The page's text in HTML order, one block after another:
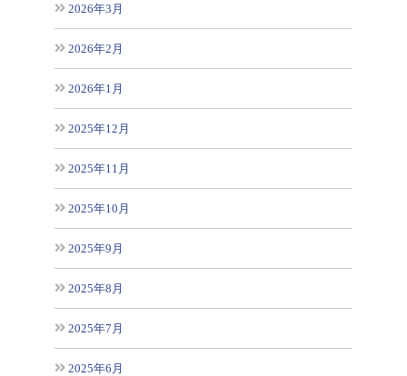
2026年3月
2026年2月
2026年1月
2025年12月
2025年11月
2025年10月
2025年9月
2025年8月
2025年7月
2025年6月